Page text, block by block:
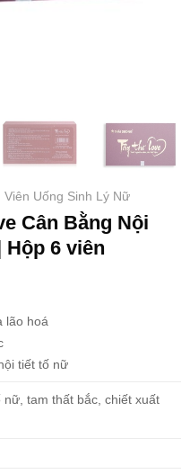
Viên Uống Sinh Lý Nữ
Cân Bằng Nội
Hộp 6 viên
lão hoá
tiết tố nữ
nữ, tam thất bắc, chiết xuất